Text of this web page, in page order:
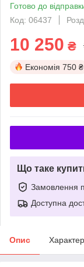
Готово до
Код: 06437
10 250 ₴
Економія 750 ₴
Що таке
Замовлення
Доступна
Опис